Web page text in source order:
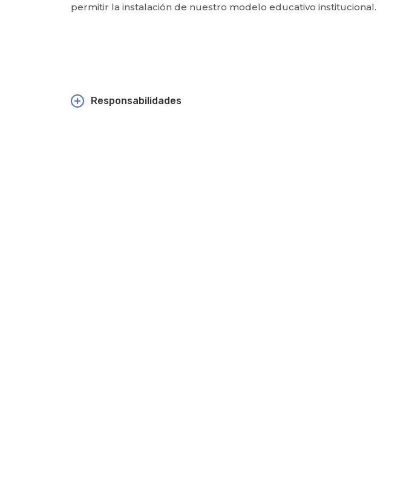
permitir la instalación de nuestro modelo educativo institucional.
Responsabilidades